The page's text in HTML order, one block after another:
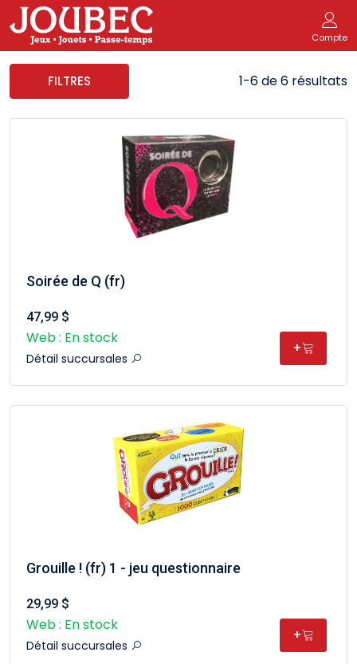
Compte
FILTRES 1-6 de 6 résultats
Soirée de Q (fr)
47,99 $
Web : En stock
Détail succursales
+
Grouille ! (fr) 1 - jeu questionnaire
29,99 $
Web : En stock
Détail succursales
+